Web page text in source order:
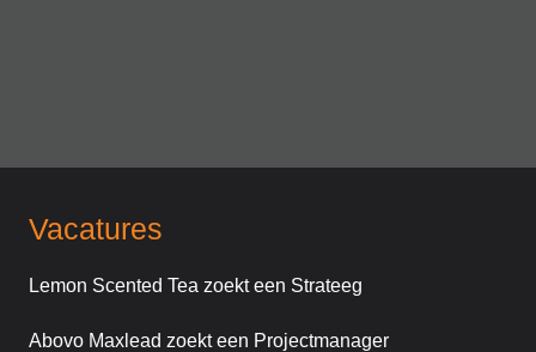
Vacatures
Lemon Scented Tea zoekt een Strateeg
Abovo Maxlead zoekt een Projectmanager